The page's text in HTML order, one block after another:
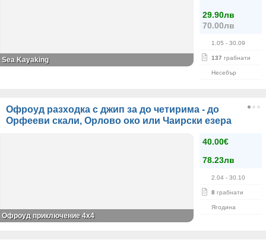
29.90лв
70.00лв
1.05 - 30.09
137 грабнати
Несебър
Sea Kayaking
Офроуд разходка с джип за до четирима - до
Орфееви скали, Орлово око или Чаирски езера
40.00€
78.23лв
2.04 - 30.10
8 грабнати
Ягодина
Офроуд приключение 4x4